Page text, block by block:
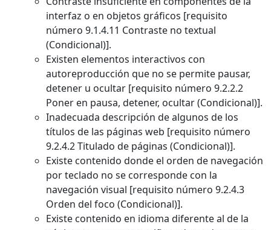
interfaz o en objetos gráficos [requisito
número 9.1.4.11 Contraste no textual
(Condicional)].
Existen elementos interactivos con
autoreproducción que no se permite pausar,
detener u ocultar [requisito número 9.2.2.2
Poner en pausa, detener, ocultar (Condicional)].
Inadecuada descripción de algunos de los
títulos de las páginas web [requisito número
9.2.4.2 Titulado de páginas (Condicional)].
Existe contenido donde el orden de navegación
por teclado no se corresponde con la
navegación visual [requisito número 9.2.4.3
Orden del foco (Condicional)].
Existe contenido en idioma diferente al de la